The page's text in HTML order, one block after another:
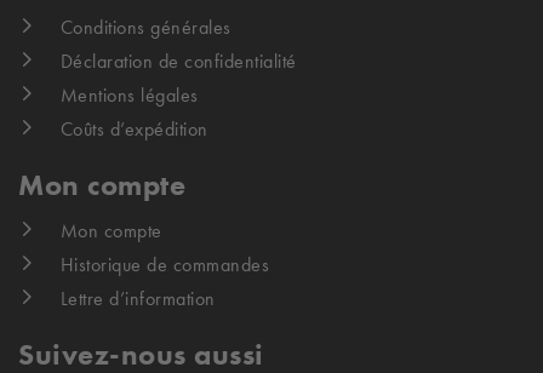
Conditions générales
Déclaration de confidentialité
Mentions légales
Coûts d’expédition
Mon compte
Mon compte
Historique de commandes
Lettre d’information
Suivez-nous aussi